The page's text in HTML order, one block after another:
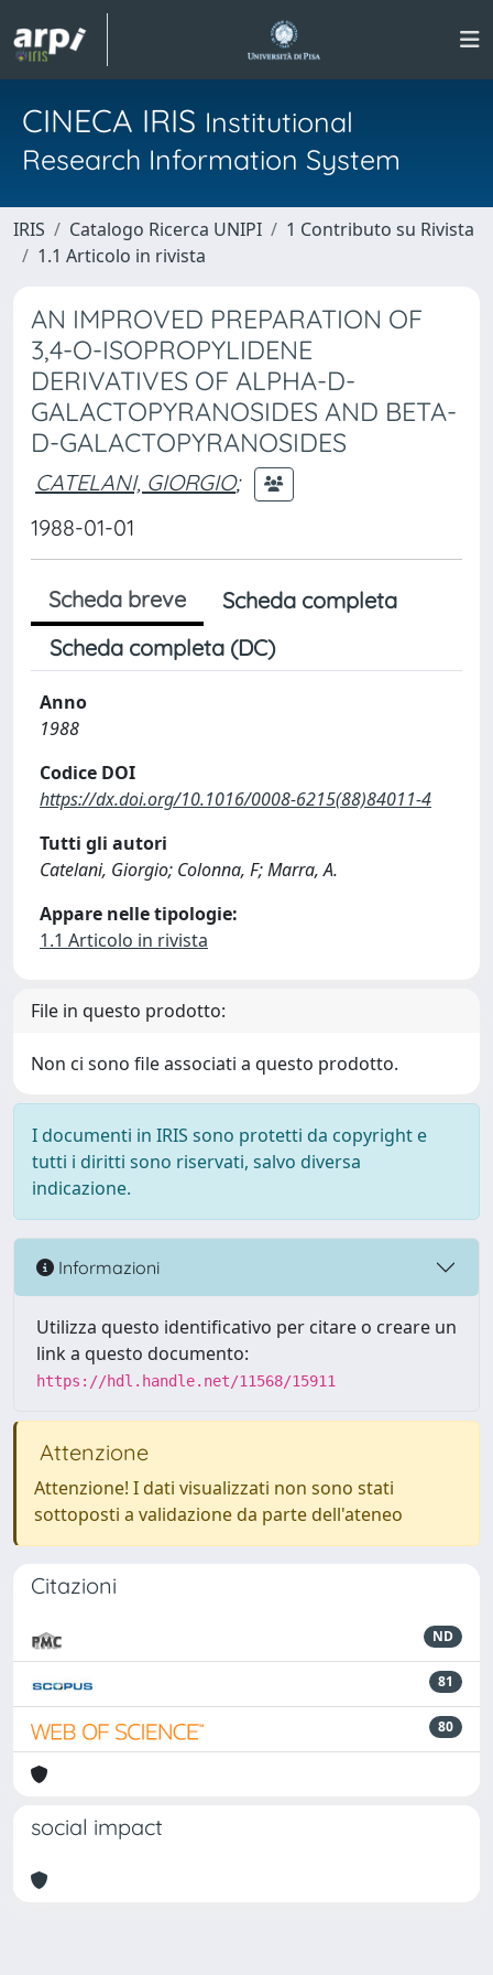
CINECA IRIS Institutional
Research Information System
IRIS Catalogo Ricerca UNIPI
1 Contributo su Rivista
1.1 Articolo in rivista
AN IMPROVED PREPARATION OF
3,4-O-ISOPROPYLIDENE
DERIVATIVES OF ALPHA-D-
GALACTOPYRANOSIDES AND BETA-
D-GALACTOPYRANOSIDES
CATELANI, GIORGIO;
1988-01-01
Scheda breve
Scheda completa
Scheda completa (DC)
Anno
1988
Codice DOI
https://dx.doi.org/10.1016/0008-6215(88)84011-4
Tutti gli autori
Catelani, Giorgio; Colonna, F; Marra, A.
Appare nelle tipologie:
1.1 Articolo in rivista
File in questo prodotto:
Non ci sono file associati a questo prodotto.
I documenti in IRIS sono protetti da copyright e
tutti i diritti sono riservati, salvo diversa
indicazione.
Informazioni
Utilizza questo identificativo per citare o creare un
link a questo documento:
https://hdl.handle.net/11568/15911
Attenzione
Attenzione! I dati visualizzati non sono stati
sottoposti a validazione da parte dell'ateneo
Citazioni
ND
81
80
social impact